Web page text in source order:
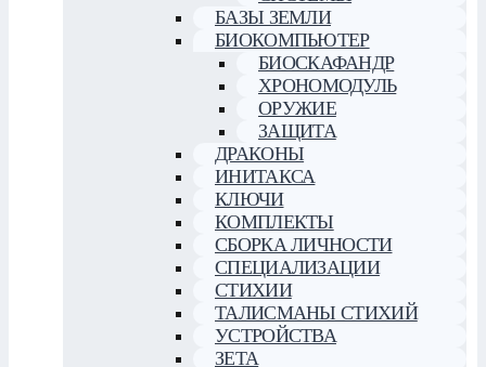
БАЗЫ ЗЕМЛИ
БИОКОМПЬЮТЕР
БИОСКАФАНДР
ХРОНОМОДУЛЬ
ОРУЖИЕ
ЗАЩИТА
ДРАКОНЫ
ИНИТАКСА
КЛЮЧИ
КОМПЛЕКТЫ
СБОРКА ЛИЧНОСТИ
СПЕЦИАЛИЗАЦИИ
СТИХИИ
ТАЛИСМАНЫ СТИХИЙ
УСТРОЙСТВА
ЗЕТА